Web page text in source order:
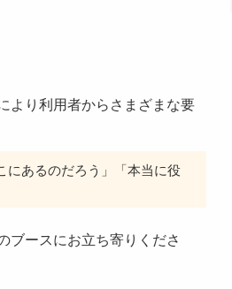
より利用者からさまざまな要
にあるのだろう」「本当に役
ブースにお立ち寄りくださ